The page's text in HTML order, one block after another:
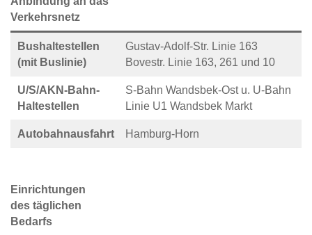
Verkehrsnetz
Bushaltestellen
(mit Buslinie)
Gustav-Adolf-Str. Linie 163
Bovestr. Linie 163, 261 und 10
U/S/AKN-Bahn-
Haltestellen
S-Bahn Wandsbek-Ost u. U-Bahn
Linie U1 Wandsbek Markt
Autobahnausfahrt Hamburg-Horn
Einrichtungen
des täglichen
Bedarfs